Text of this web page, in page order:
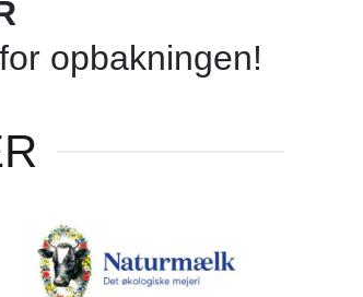
opbakningen!